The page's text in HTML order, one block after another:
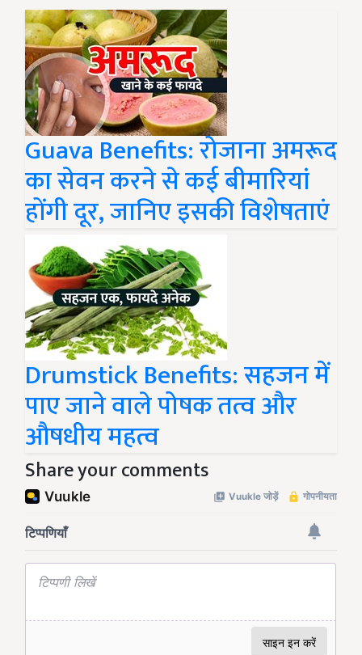
Guava Benefits: रोजाना अमरूद
का सेवन करने से कई बीमारियां
होंगी दूर, जानिए इसकी विशेषताएं
Drumstick Benefits: सहजन में
पाए जाने वाले पोषक तत्व और
औषधीय महत्व
Share your comments